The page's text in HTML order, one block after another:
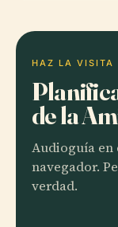
HAZ LA VISITA
de la
Audioguía
navegador.
verdad.